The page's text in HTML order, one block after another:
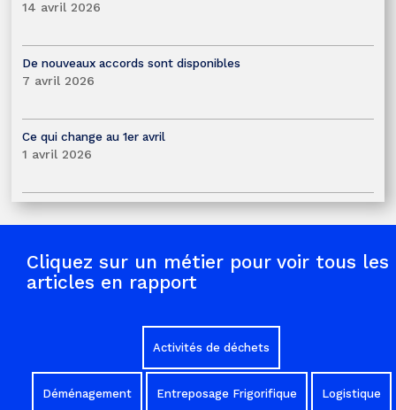
14 avril 2026
De nouveaux accords sont disponibles
7 avril 2026
Ce qui change au 1er avril
1 avril 2026
Cliquez sur un métier pour voir tous les
articles en rapport
Activités de déchets
Déménagement Entreposage Frigorifique Logistique